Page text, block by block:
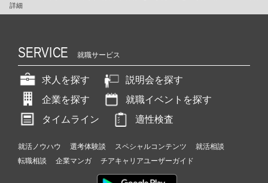
詳細
SERVICE 就職サービス
求人を探す
説明会を探す
企業を探す
就職イベントを探す
タイムライン
適性検査
就活ノウハウ 選考体験談 スペシャルコンテンツ
就活相談
転職相談
企業マンガ チアキャリアユーザーガイド